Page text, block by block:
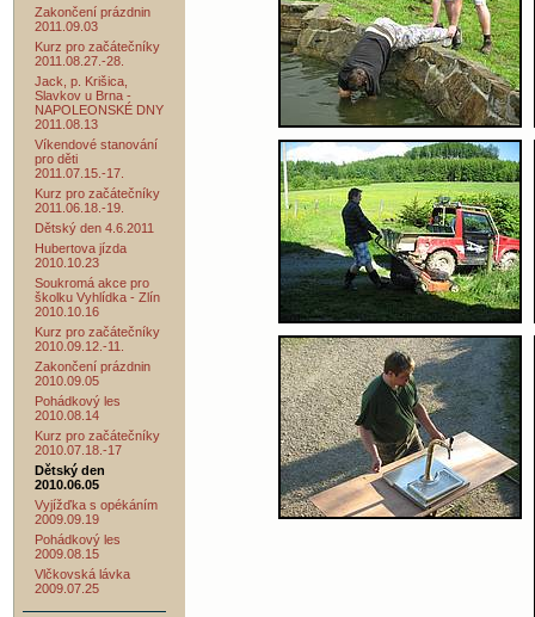
Zakončení prázdnin
2011.09.03
Kurz pro začátečníky
2011.08.27.-28.
Jack, p. Krišica,
Slavkov u Brna -
NAPOLEONSKÉ DNY
2011.08.13
Víkendové stanování
pro děti
2011.07.15.-17.
Kurz pro začátečníky
2011.06.18.-19.
Dětský den 4.6.2011
Hubertova jízda
2010.10.23
Soukromá akce pro
školku Vyhlídka - Zlín
2010.10.16
Kurz pro začátečníky
2010.09.12.-11.
Zakončení prázdnin
2010.09.05
Pohádkový les
2010.08.14
Kurz pro začátečníky
2010.07.18.-17
Dětský den
2010.06.05
Vyjížďka s opékáním
2009.09.19
Pohádkový les
2009.08.15
Vlčkovská lávka
2009.07.25